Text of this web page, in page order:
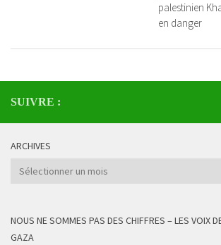
palestinien
en danger
SUIVRE :
ARCHIVES
Archives
NOUS NE SOMMES PAS DES CHIFFRES – LES VOIX
GAZA